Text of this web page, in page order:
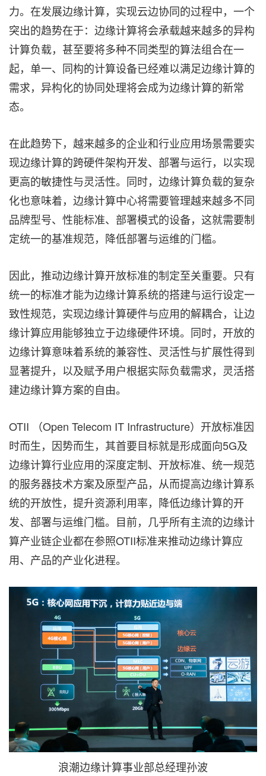
力。在发展边缘计算，实现云边协同的过程中，一个
突出的趋势在于：边缘计算将会承载越来越多的异构
计算负载，甚至要将多种不同类型的算法组合在一
起，单一、同构的计算设备已经难以满足边缘计算的
需求，异构化的协同处理将会成为边缘计算的新常
态。
在此趋势下，越来越多的企业和行业应用场景需要实
现边缘计算的跨硬件架构开发、部署与运行，以实现
更高的敏捷性与灵活性。同时，边缘计算负载的复杂
化也意味着，边缘计算中心将需要管理越来越多不同
品牌型号、性能标准、部署模式的设备，这就需要制
定统一的基准规范，降低部署与运维的门槛。
因此，推动边缘计算开放标准的制定至关重要。只有
统一的标准才能为边缘计算系统的搭建与运行设定一
致性规范，实现边缘计算硬件与应用的解耦合，让边
缘计算应用能够独立于边缘硬件环境。同时，开放的
边缘计算意味着系统的兼容性、灵活性与扩展性得到
显著提升，以及赋予用户根据实际负载需求，灵活搭
建边缘计算方案的自由。
OTII （Open Telecom IT Infrastructure）开放标准因
时而生，因势而生，其首要目标就是形成面向5G及
边缘计算行业应用的深度定制、开放标准、统一规范
的服务器技术方案及原型产品，从而提高边缘计算系
统的开放性，提升资源利用率，降低边缘计算的开
发、部署与运维门槛。目前，几乎所有主流的边缘计
算产业链企业都在参照OTII标准来推动边缘计算应
用、产品的产业化进程。
浪潮边缘计算事业部总经理孙波